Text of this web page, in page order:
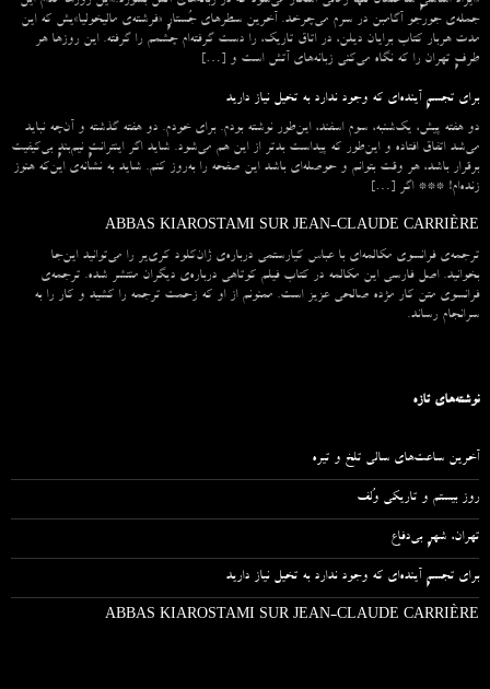
جمله‌ی جورجو آگامبن در سرم می‌چرخد. آخرین سطرهای جُستارِ «فرشته‌ی مالیخولیا»یش که این
مدت هربار کتاب برایان دیلن، در اتاق تاریک، را دست گرفته‌ام چشمم را گرفته. این روزها هر
طرفِ تهران را که نگاه می‌کنی زبانه‌های آتش است و […]
برای تجسمِ آینده‌ای که وجود ندارد به تخیل نیاز دارید
دو هفته پیش، یک‌شنبه، سوم اسفند، این‌طور نوشته بودم. برای خودم. دو هفته گذشته و آن‌چه نباید
می‌شد اتفاق افتاده و این‌طور که پیداست بدتر از این هم می‌شود. شاید اگر اینترانتِ نیم‌بندِ بی‌کیفیت
برقرار باشد، هر وقت بتوانم و حوصله‌ای باشد این صفحه را به‌روز کنم. شاید به نشانه‌ی این‌که هنوز
زنده‌ام! *** اگر […]
ABBAS KIAROSTAMI SUR JEAN-CLAUDE CARRIÈRE
ترجمه‌ی فرانسوی مکالمه‌ای با عباس کیارستمی درباره‌ی ژان‌کلود کری‌یر را می‌توانید این‌جا
بخوانید. اصل فارسی این مکالمه در کتاب فیلم کوتاهی درباره‌ی دیگران منتشر شده. ترجمه‌ی
فرانسوی متن کار مژده صالحی عزیز است. ممنونم از او که زحمت ترجمه را کشید و کار را به
سرانجام رساند.
نوشته‌های تازه
آخرین ساعت‌های سالی تلخ و تیره
روز بیستم و تاریکی وُلف
تهران، شهرِ بی‌دفاع
برای تجسمِ آینده‌ای که وجود ندارد به تخیل نیاز دارید
ABBAS KIAROSTAMI SUR JEAN-CLAUDE CARRIÈRE